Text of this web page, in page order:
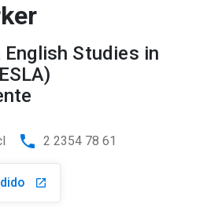
Studies in
phone 2 2354 78 61
launch